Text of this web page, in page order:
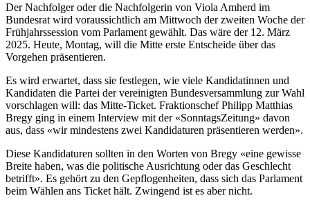
Der Nachfolger oder die Nachfolgerin von Viola Amherd im
Bundesrat wird voraussichtlich am Mittwoch der zweiten Woche der
Frühjahrssession vom Parlament gewählt. Das wäre der 12. März
2025. Heute, Montag, will die Mitte erste Entscheide über das
Vorgehen präsentieren.
Es wird erwartet, dass sie festlegen, wie viele Kandidatinnen und
Kandidaten die Partei der vereinigten Bundesversammlung zur Wahl
vorschlagen will: das Mitte-Ticket. Fraktionschef Philipp Matthias
Bregy ging in einem Interview mit der «SonntagsZeitung» davon
aus, dass «wir mindestens zwei Kandidaturen präsentieren werden».
Diese Kandidaturen sollten in den Worten von Bregy «eine gewisse
Breite haben, was die politische Ausrichtung oder das Geschlecht
betrifft». Es gehört zu den Gepflogenheiten, dass sich das Parlament
beim Wählen ans Ticket hält. Zwingend ist es aber nicht.